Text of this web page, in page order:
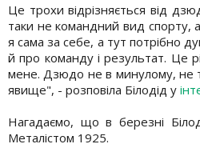
Це трохи відрізняється від
таки не командний вид спорту,
я сама за себе, а тут потрібно
й про команду і результат. Це
мене. Дзюдо не в минулому, не
явище", - розповіла Білодід у
Нагадаємо, що в березні
Металістом 1925.